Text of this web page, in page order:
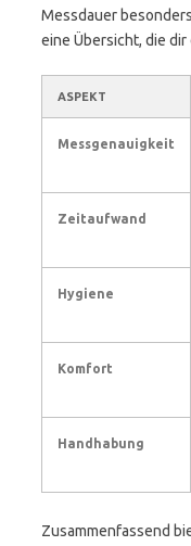
Messdauer
eine Übersicht, die
ASPEKT
Messgenauigkeit
Zeitaufwand
Hygiene
Komfort
Handhabung
Zusammenfassend